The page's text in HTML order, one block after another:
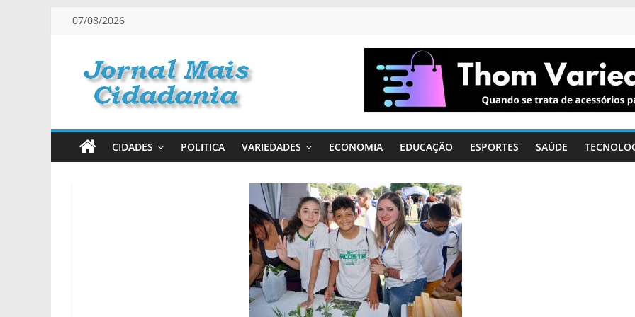
Pular
conteúdo
07/08/2026
Jornal
Mais
Cidadania
CIDADES POLITICA VARIEDADES ECONOMIA EDUCAÇÃO ESPORTES SAÚDE